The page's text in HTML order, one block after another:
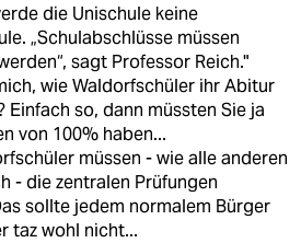
die Unischule keine
„Schulabschlüsse müssen
sagt Professor Reich."
wie Waldorfschüler ihr Abitur
Einfach so, dann müssten Sie ja
von 100% haben...
müssen - wie alle anderen
- die zentralen Prüfungen
sollte jedem normalem Bürger
taz wohl nicht...